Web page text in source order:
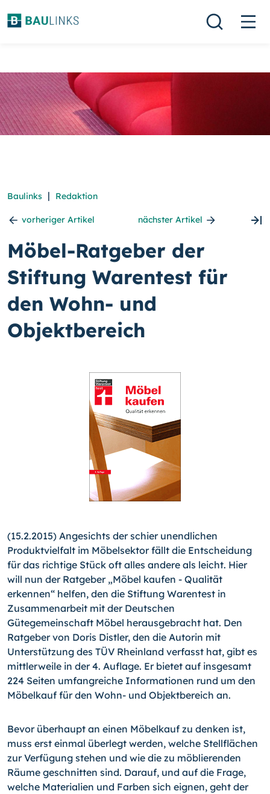
Baulinks | Redaktion
vorheriger Artikel nächster Artikel
Möbel-Ratgeber der
Stiftung Warentest für
den Wohn- und
Objektbereich
(15.2.2015) Angesichts der schier unendlichen
Produktvielfalt im Möbelsektor fällt die Entscheidung
für das richtige Stück oft alles andere als leicht. Hier
will nun der Ratgeber „Möbel kaufen - Qualität
erkennen“ helfen, den die Stiftung Waren­test in
Zusammenarbeit mit der Deutschen
Gütegemeinschaft Möbel herausgebracht hat. Den
Ratgeber von Doris Distler, den die Autorin mit
Unterstützung des TÜV Rheinland verfasst hat, gibt es
mittlerweile in der 4. Auflage. Er bietet auf insge­samt
224 Seiten umfangreiche Informationen rund um den
Mö­belkauf für den Wohn- und Objektbereich an.
Bevor überhaupt an einen Möbelkauf zu denken ist,
muss erst einmal überlegt werden, welche Stellflächen
zur Verfügung stehen und wie die zu möblierenden
Räume geschnitten sind. Darauf, und auf die Fra­ge,
welche Materialien und Farben sich eignen, geht der